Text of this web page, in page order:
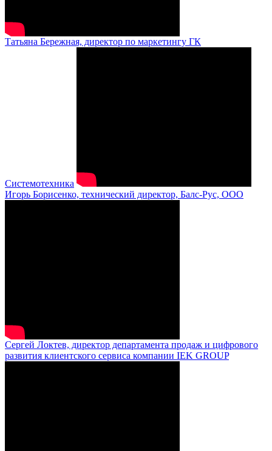
Татьяна Бережная, директор по маркетингу ГК
Системотехника
Игорь Борисенко, технический директор, Балс-Рус, ООО
Сергей Локтев, директор департамента продаж и цифрового
развития клиентского сервиса компании IEK GROUP